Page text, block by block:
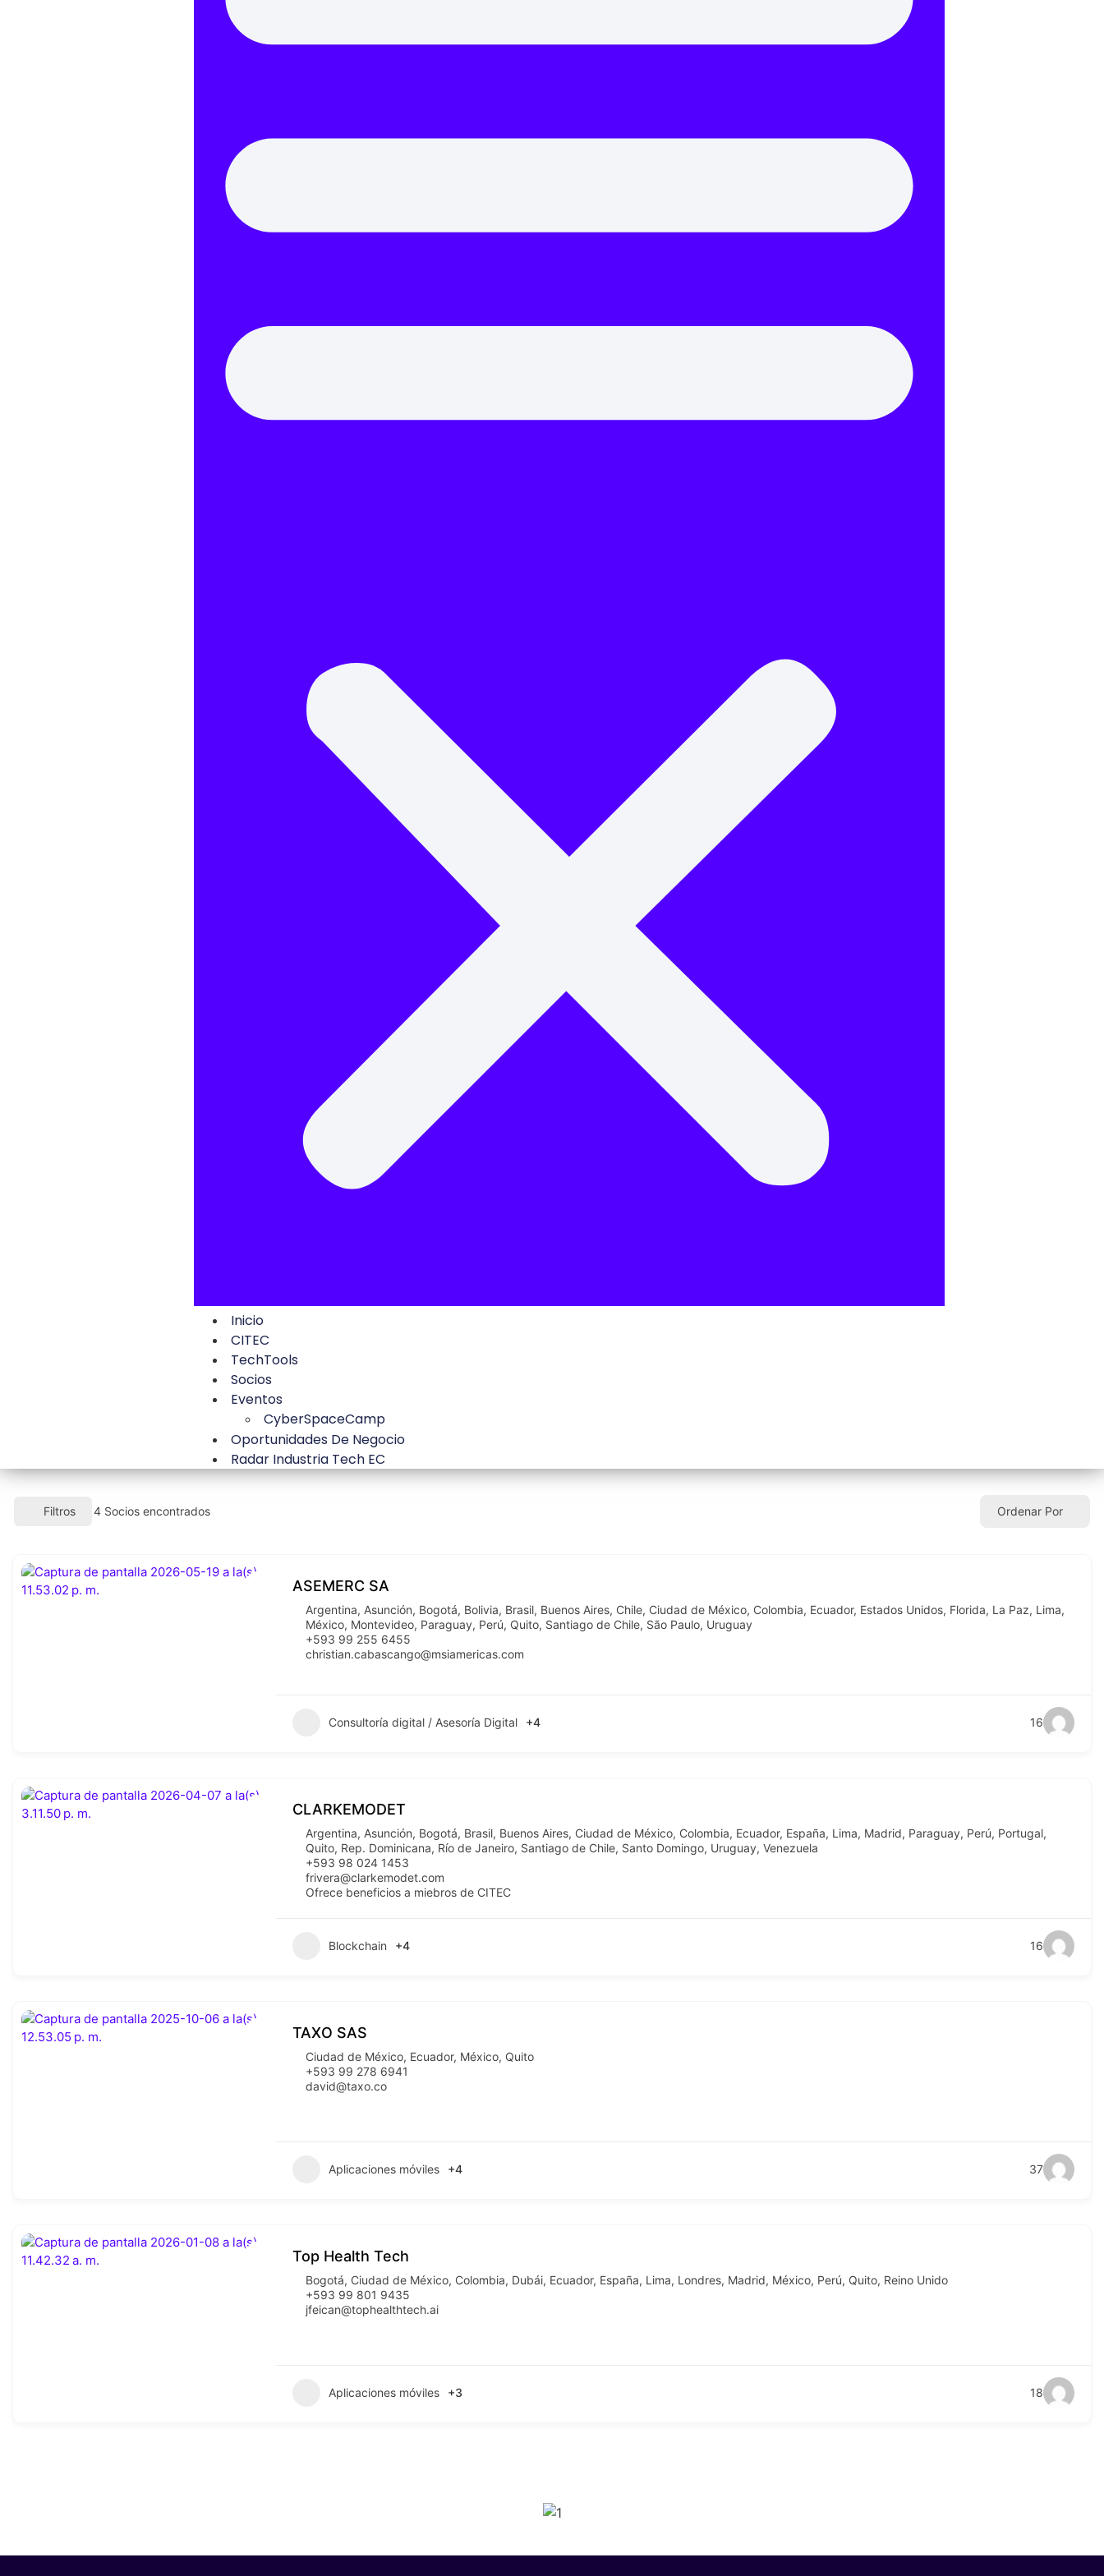
Inicio
CITEC
TechTools
Socios
Eventos
CyberSpaceCamp
Oportunidades De Negocio
Radar Industria Tech EC
Filtros 4 Socios encontrados Ordenar Por
ASEMERC SA
Argentina, Asunción, Bogotá, Bolivia, Brasil, Buenos Aires, Chile, Ciudad de México, Colombia, Ecuador, Estados Unidos, Florida, La Paz, Lima,
México, Montevideo, Paraguay, Perú, Quito, Santiago de Chile, São Paulo, Uruguay
+593 99 255 6455
christian.cabascango@msiamericas.com
Consultoría digital / Asesoría Digital +4 16
CLARKEMODET
Argentina, Asunción, Bogotá, Brasil, Buenos Aires, Ciudad de México, Colombia, Ecuador, España, Lima, Madrid, Paraguay, Perú, Portugal,
Quito, Rep. Dominicana, Río de Janeiro, Santiago de Chile, Santo Domingo, Uruguay, Venezuela
+593 98 024 1453
frivera@clarkemodet.com
Ofrece beneficios a miebros de CITEC
Blockchain +4 16
TAXO SAS
Ciudad de México, Ecuador, México, Quito
+593 99 278 6941
david@taxo.co
Aplicaciones móviles +4 37
Top Health Tech
Bogotá, Ciudad de México, Colombia, Dubái, Ecuador, España, Lima, Londres, Madrid, México, Perú, Quito, Reino Unido
+593 99 801 9435
jfeican@tophealthtech.ai
Aplicaciones móviles +3 18